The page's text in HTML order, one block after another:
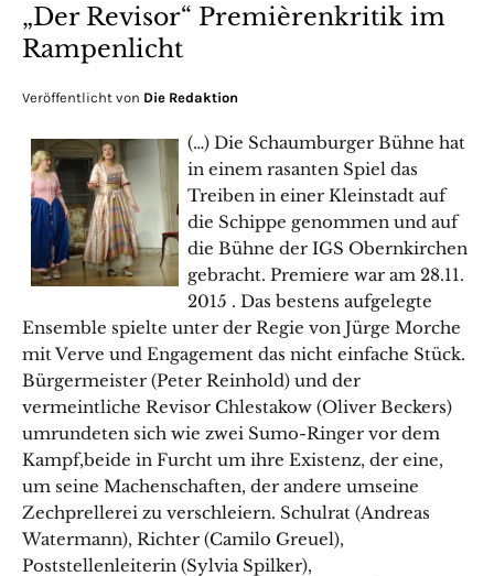
„Der Revisor“ Premièrenkritik im
Rampenlicht
Veröffentlicht von Die Redaktion
(…) Die Schaumburger Bühne hat
in einem rasanten Spiel das
Treiben in einer Kleinstadt auf
die Schippe genommen und auf
die Bühne der IGS Obernkirchen
gebracht. Premiere war am 28.11.
2015 . Das bestens aufgelegte
Ensemble spielte unter der Regie von Jürge Morche
mit Verve und Engagement das nicht einfache Stück.
Bürgermeister (Peter Reinhold) und der
vermeintliche Revisor Chlestakow (Oliver Beckers)
umrundeten sich wie zwei Sumo-Ringer vor dem
Kampf,beide in Furcht um ihre Existenz, der eine,
um seine Machenschaften, der andere umseine
Zechprellerei zu verschleiern. Schulrat (Andreas
Watermann), Richter (Camilo Greuel),
Poststellenleiterin (Sylvia Spilker),